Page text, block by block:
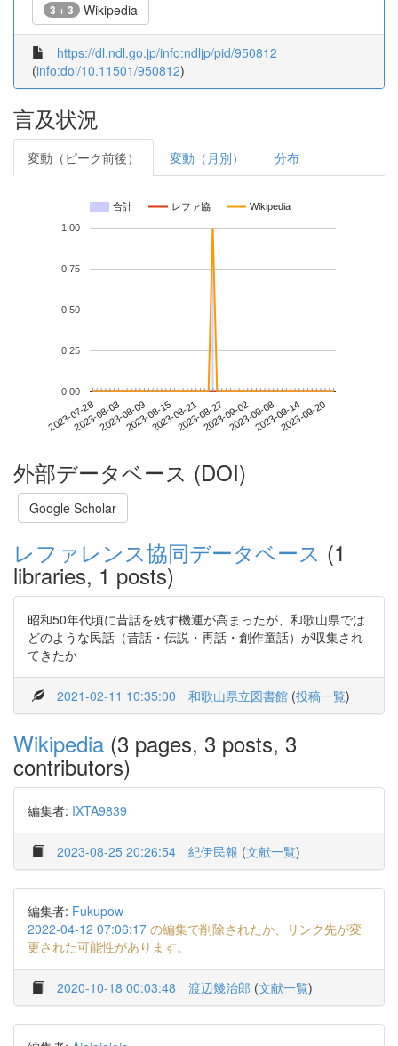
3 + 3 Wikipedia
https://dl.ndl.go.jp/info:ndljp/pid/950812
(info:doi/10.11501/950812)
言及状況
変動（ピーク前後） 変動（月別） 分布
合計 レファ協 Wikipedia
2023-07-282023-08-032023-08-092023-08-152023-08-212023-08-272023-09-022023-09-082023-09-142023-09-20
0.00
0.25
0.50
0.75
1.00
外部データベース (DOI)
Google Scholar
レファレンス協同データベース (1
libraries, 1 posts)
昭和50年代頃に昔話を残す機運が高まったが、和歌山県では
どのような民話（昔話・伝説・再話・創作童話）が収集され
てきたか
2021-02-11 10:35:00 和歌山県立図書館 (投稿一覧)
Wikipedia (3 pages, 3 posts, 3
contributors)
編集者: IXTA9839
2023-08-25 20:26:54 紀伊民報 (文献一覧)
編集者: Fukupow
2022-04-12 07:06:17 の編集で削除されたか、リンク先が変
更された可能性があります。
2020-10-18 00:03:48 渡辺幾治郎 (文献一覧)